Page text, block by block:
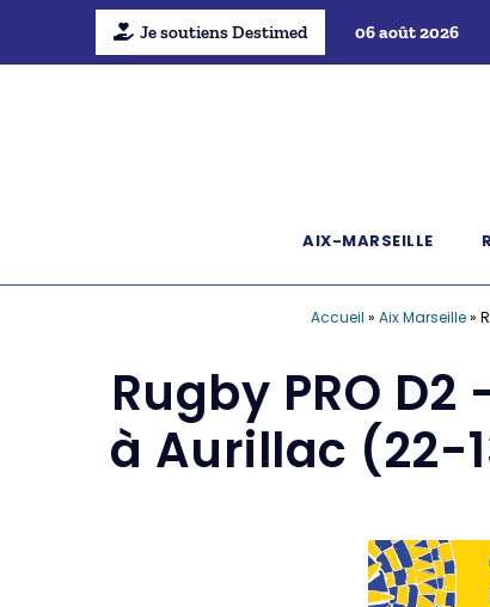
Je soutiens Destimed 06 août 2026
AIX-MARSEILLE
Accueil » Aix Marseille»
Rugby PRO
à Aurillac (22-